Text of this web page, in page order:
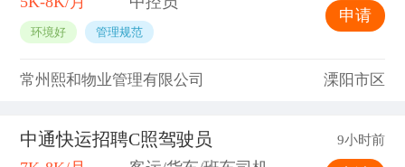
环境好 管理规范
申请
常州熙和物业管理有限公司 溧阳市区
中通快运招聘C照驾驶员 9小时前